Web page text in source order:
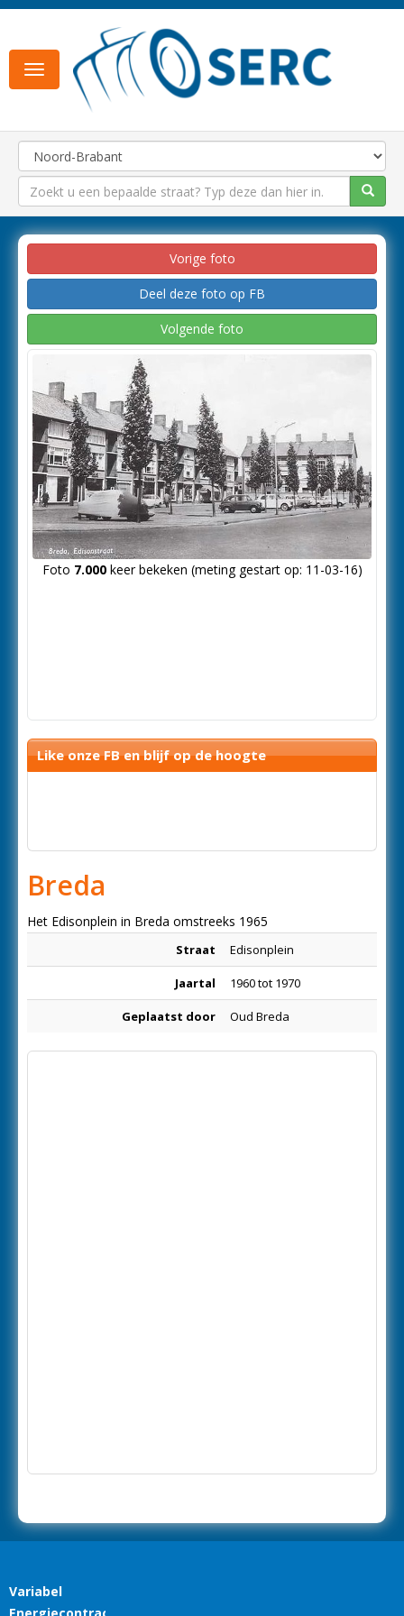
Toggle
navigation
Vorige foto
Deel deze foto op FB
Volgende foto
Foto 7.000keer bekeken (meting gestart op: 11-03-16)
Like onze FB en blijf op de hoogte
Breda
Het Edisonplein in Breda omstreeks 1965
Straat Edisonplein
Jaartal 1960 tot 1970
Geplaatst door Oud Breda